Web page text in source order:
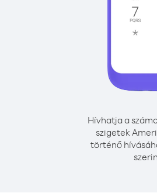
Hívhatja a
szigetek
történő